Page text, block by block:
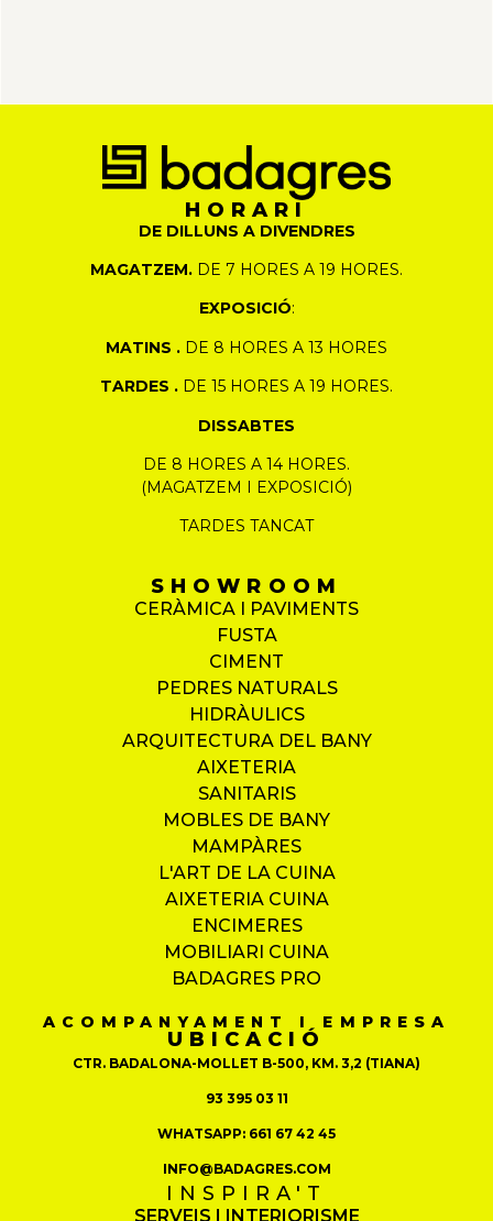
HORARI
DE DILLUNS A DIVENDRES
MAGATZEM. DE 7 HORES A 19 HORES.
EXPOSICIÓ:
MATINS . DE 8 HORES A 13 HORES
TARDES . DE 15 HORES A 19 HORES.
DISSABTES
DE 8 HORES A 14 HORES.
(MAGATZEM I EXPOSICIÓ)
TARDES TANCAT
SHOWROOM
CERÀMICA I PAVIMENTS
FUSTA
CIMENT
PEDRES NATURALS
HIDRÀULICS
ARQUITECTURA DEL BANY
AIXETERIA
SANITARIS
MOBLES DE BANY
MAMPÀRES
L'ART DE LA CUINA
AIXETERIA CUINA
ENCIMERES
MOBILIARI CUINA
BADAGRES PRO
ACOMPANYAMENT I EMPRESA
UBICACIÓ
CTR. BADALONA-MOLLET B-500, KM. 3,2 (TIANA)
93 395 03 11
WHATSAPP: 661 67 42 45
INFO@BADAGRES.COM
INSPIRA'T
SERVEIS I INTERIORISME